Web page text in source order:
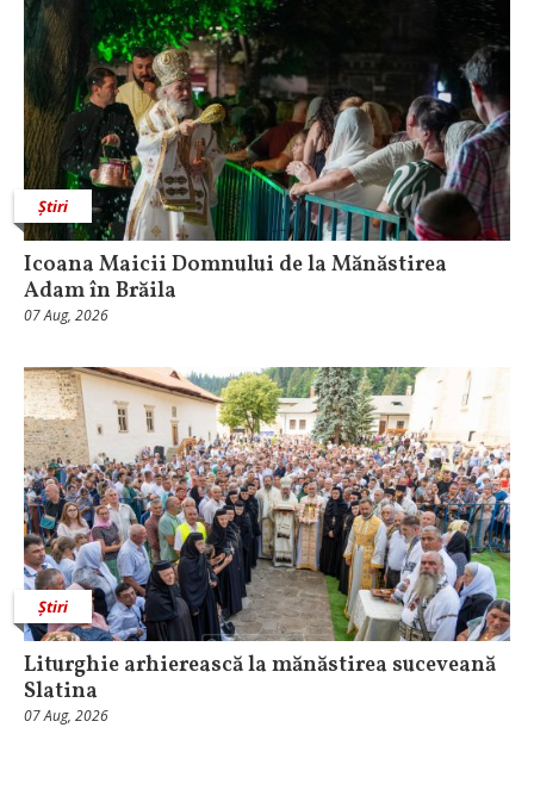
Știri
Icoana Maicii Domnului de la Mănăstirea
Adam în Brăila
07 Aug, 2026
Știri
Liturghie arhierească la mănăstirea suceveană
Slatina
07 Aug, 2026